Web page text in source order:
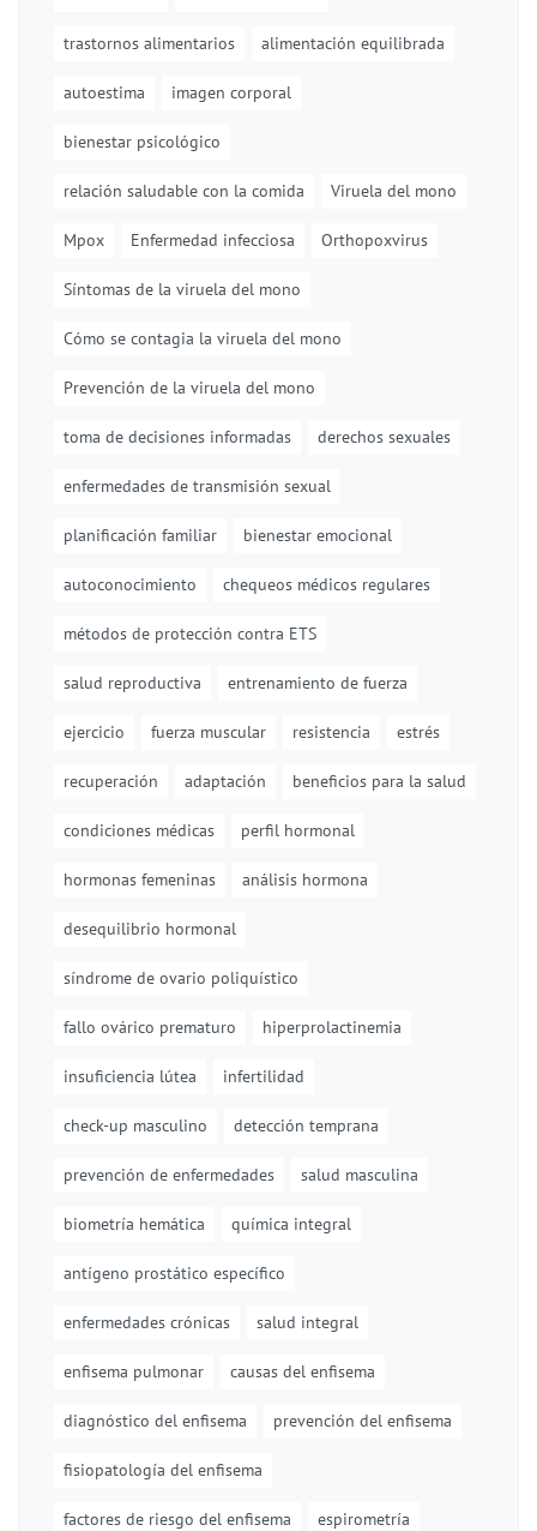
trastornos alimentarios alimentación equilibrada
autoestima imagen corporal
bienestar psicológico
relación saludable con la comida Viruela del mono
Mpox Enfermedad infecciosa Orthopoxvirus
Síntomas de la viruela del mono
Cómo se contagia la viruela del mono
Prevención de la viruela del mono
toma de decisiones informadas derechos sexuales
enfermedades de transmisión sexual
planificación familiar bienestar emocional
autoconocimiento chequeos médicos regulares
métodos de protección contra ETS
salud reproductiva entrenamiento de fuerza
ejercicio fuerza muscular resistencia estrés
recuperación adaptación beneficios para la salud
condiciones médicas perfil hormonal
hormonas femeninas análisis hormona
desequilibrio hormonal
síndrome de ovario poliquístico
fallo ovárico prematuro hiperprolactinemia
insuficiencia lútea infertilidad
check-up masculino detección temprana
prevención de enfermedades salud masculina
biometría hemática química integral
antígeno prostático específico
enfermedades crónicas salud integral
enfisema pulmonar causas del enfisema
diagnóstico del enfisema prevención del enfisema
fisiopatología del enfisema
factores de riesgo del enfisema espirometría